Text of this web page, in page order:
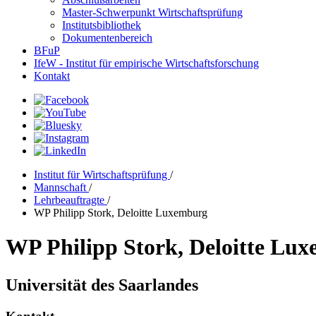
Master-Schwerpunkt Wirtschaftsprüfung
Institutsbibliothek
Dokumentenbereich
BFuP
IfeW - Institut für empirische Wirtschaftsforschung
Kontakt
Institut für Wirtschaftsprüfung /
Mannschaft /
Lehrbeauftragte /
WP Philipp Stork, Deloitte Luxemburg
WP Philipp Stork, Deloitte
Universität des Saarlandes